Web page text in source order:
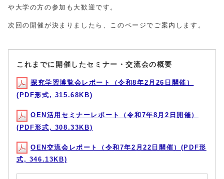
や大学の方の参加も大歓迎です。
次回の開催が決まりましたら、このページでご案内します。
これまでに開催したセミナー・交流会の概要
探究学習博覧会レポート（令和8年2月26日開催）
(PDF形式, 315.68KB)
OEN活用セミナーレポート（令和7年8月2日開催）
(PDF形式, 308.33KB)
OEN交流会レポート（令和7年2月22日開催）(PDF形
式, 346.13KB)